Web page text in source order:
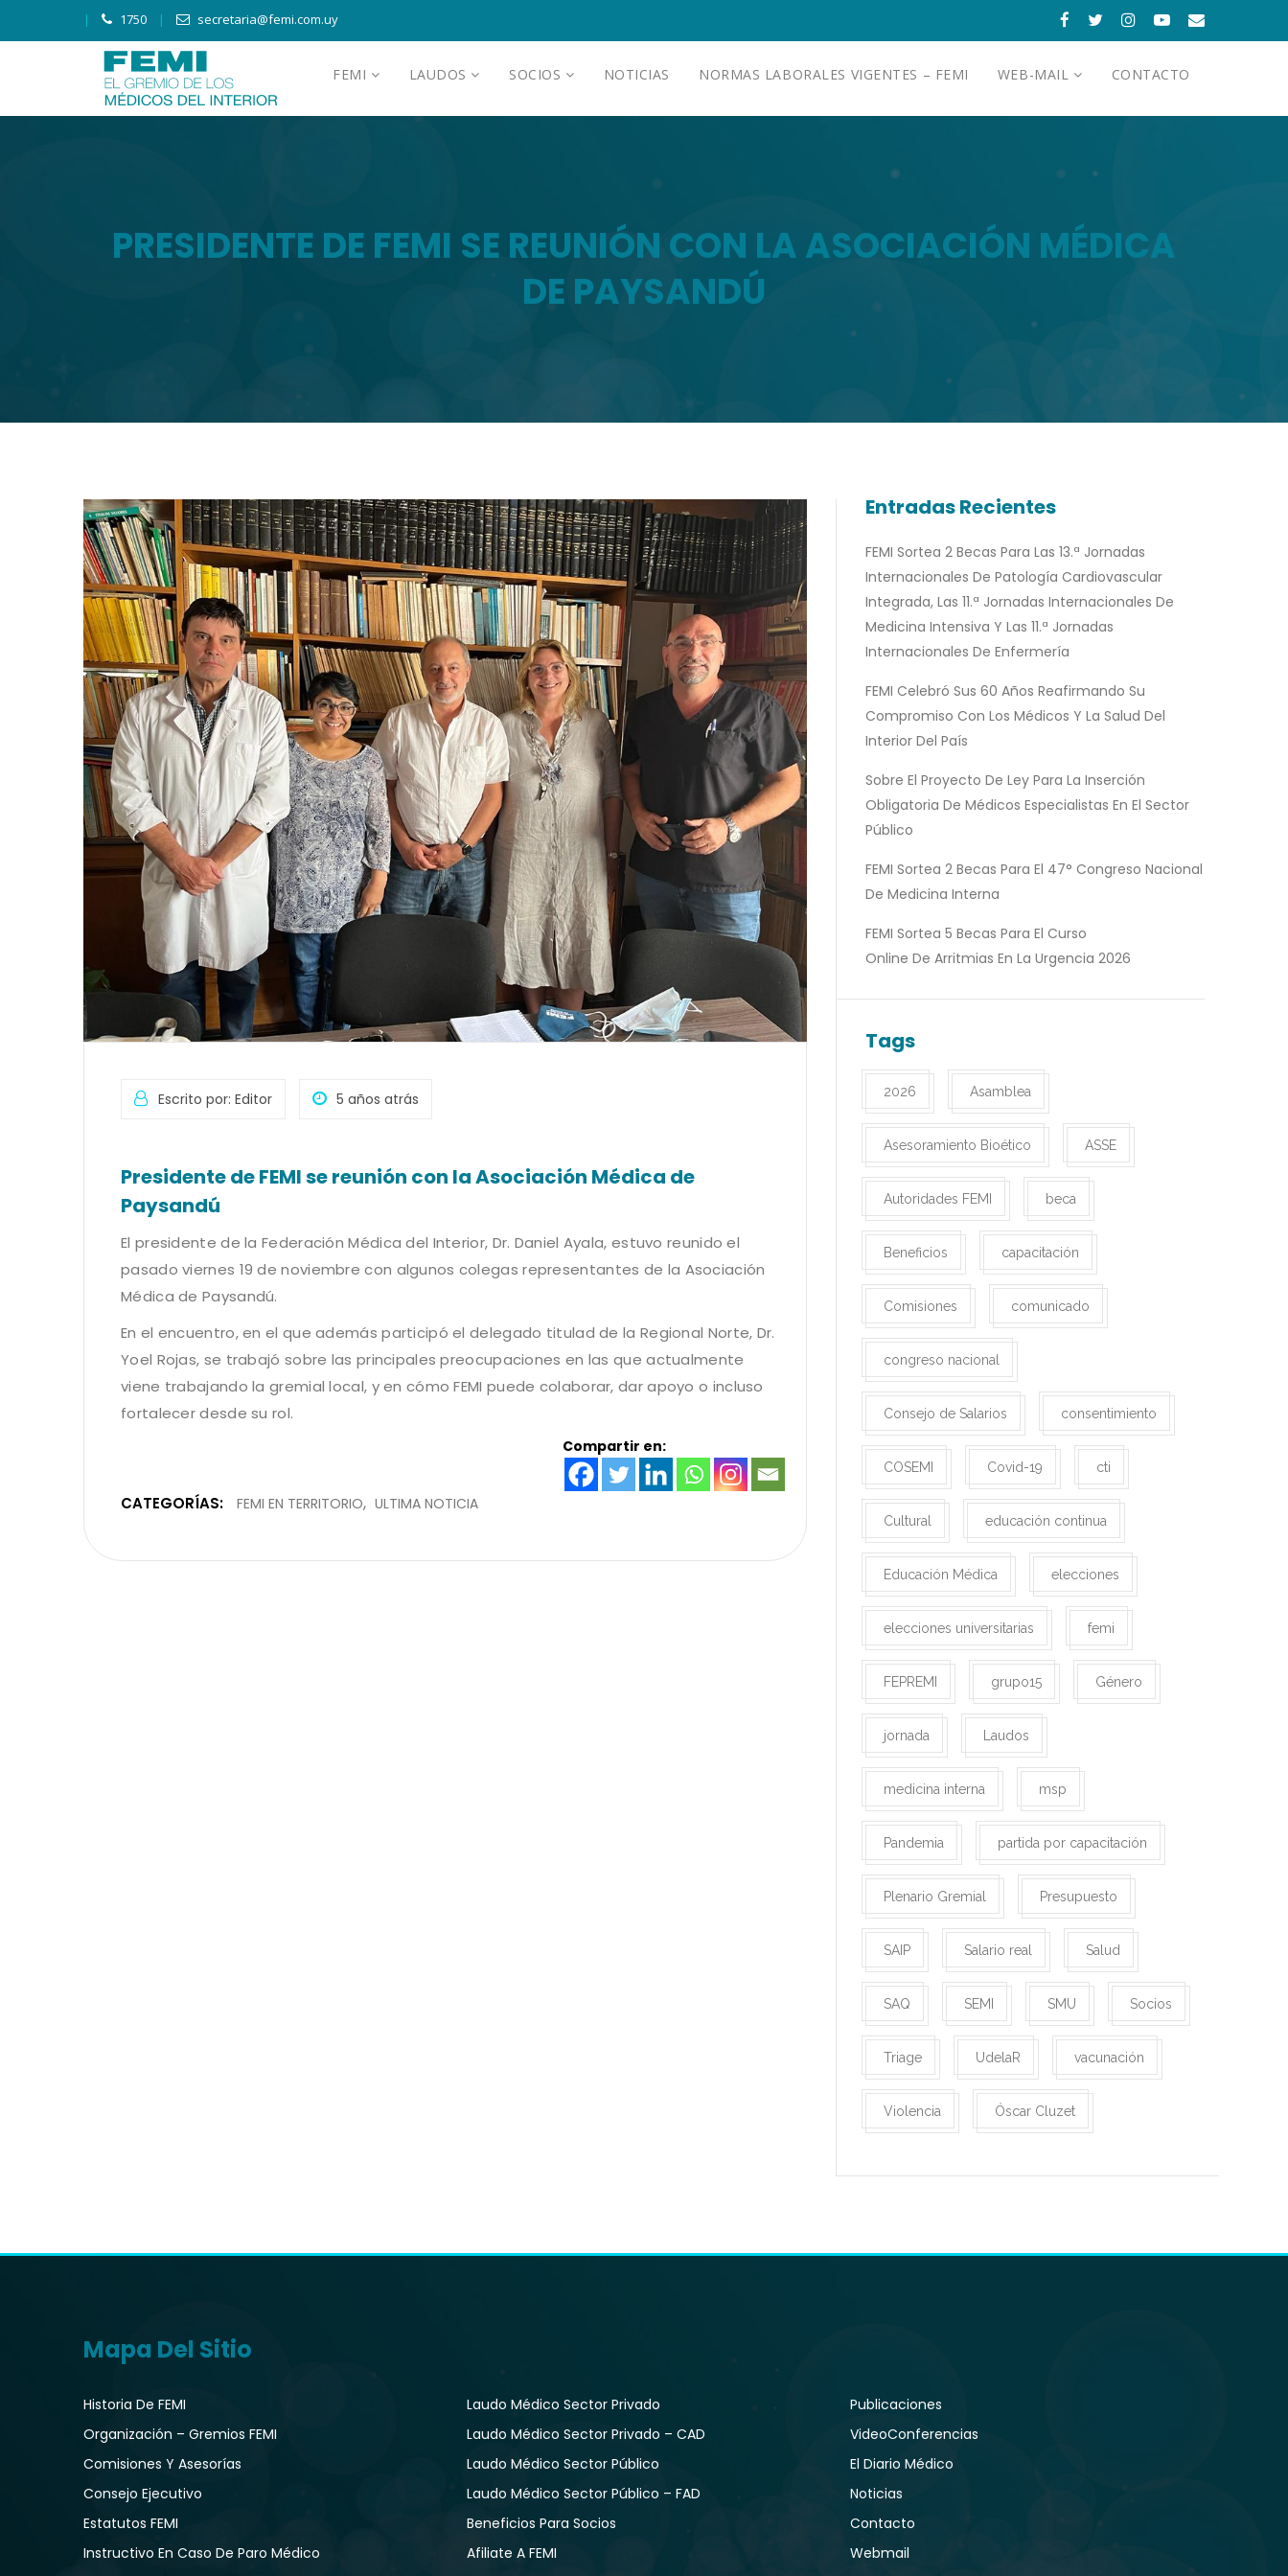
1750 secretaria@femi.com.uy
FEMI LAUDOS SOCIOS NOTICIAS NORMAS LABORALES VIGENTES – FEMI WEB-MAIL CONTACTO
PRESIDENTE DE FEMI SE REUNIÓN CON LA ASOCIACIÓN MÉDICA
DE PAYSANDÚ
Escrito por: Editor 5 años atrás
Presidente de FEMI se reunión con la Asociación Médica de
Paysandú
El presidente de la Federación Médica del Interior, Dr. Daniel Ayala, estuvo reunido el
pasado viernes 19 de noviembre con algunos colegas representantes de la Asociación
Médica de Paysandú.
En el encuentro, en el que además participó el delegado titulad de la Regional Norte, Dr.
Yoel Rojas, se trabajó sobre las principales preocupaciones en las que actualmente
viene trabajando la gremial local, y en cómo FEMI puede colaborar, dar apoyo o incluso
fortalecer desde su rol.
Compartir en:
CATEGORÍAS: FEMI EN TERRITORIO ULTIMA NOTICIA
Entradas Recientes
FEMI Sortea 2 Becas Para Las 13.ª Jornadas
Internacionales De Patología Cardiovascular
Integrada, Las 11.ª Jornadas Internacionales De
Medicina Intensiva Y Las 11.ª Jornadas
Internacionales De Enfermería
FEMI Celebró Sus 60 Años Reafirmando Su
Compromiso Con Los Médicos Y La Salud Del
Interior Del País
Sobre El Proyecto De Ley Para La Inserción
Obligatoria De Médicos Especialistas En El Sector
Público
FEMI Sortea 2 Becas Para El 47° Congreso Nacional
De Medicina Interna
FEMI Sortea 5 Becas Para El Curso
Online De Arritmias En La Urgencia 2026
Tags
2026 Asamblea
Asesoramiento Bioético ASSE
Autoridades FEMI beca
Beneficios capacitación
Comisiones comunicado
congreso nacional
Consejo de Salarios consentimiento
COSEMI Covid-19 cti
Cultural educación continua
Educación Médica elecciones
elecciones universitarias femi
FEPREMI grupo15 Género
jornada Laudos
medicina interna msp
Pandemia partida por capacitación
Plenario Gremial Presupuesto
SAIP Salario real Salud
SAQ SEMI SMU Socios
Triage UdelaR vacunación
Violencia Óscar Cluzet
Mapa Del Sitio
Historia De FEMI
Organización – Gremios FEMI
Comisiones Y Asesorías
Consejo Ejecutivo
Estatutos FEMI
Instructivo En Caso De Paro Médico
Laudo Médico Sector Privado
Laudo Médico Sector Privado – CAD
Laudo Médico Sector Público
Laudo Médico Sector Público – FAD
Beneficios Para Socios
Afiliate A FEMI
Publicaciones
VideoConferencias
El Diario Médico
Noticias
Contacto
Webmail